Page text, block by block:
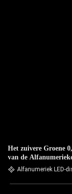
Het zuivere Groene
van de
Intensiteit
Alfanumeriek LED-